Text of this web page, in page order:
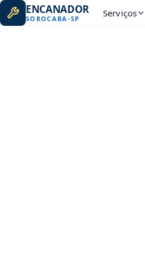
ENCANADOR
SOROCABA-SP Serviços